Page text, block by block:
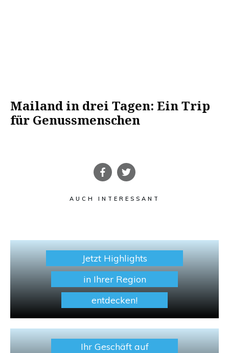
Mailand in drei Tagen: Ein Trip
für Genussmenschen
AUCH INTERESSANT
Jetzt Highlights
in Ihrer Region
entdecken!
Ihr Geschäft auf